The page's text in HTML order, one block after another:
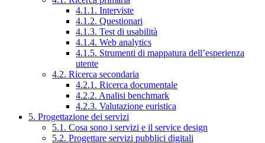
4.1.1. Interviste
4.1.2. Questionari
4.1.3. Test di usabilità
4.1.4. Web analytics
4.1.5. Strumenti di mappatura dell’esperienza
utente
4.2. Ricerca secondaria
4.2.1. Ricerca documentale
4.2.2. Analisi benchmark
4.2.3. Valutazione euristica
5. Progettazione dei servizi
5.1. Cosa sono i servizi e il service design
5.2. Progettare servizi pubblici digitali